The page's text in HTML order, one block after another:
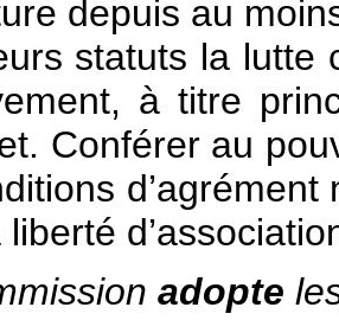
depuis au
statuts la lutte
à titre
Conférer au
adopte